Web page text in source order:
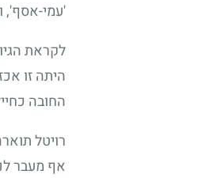
'עמי-אסף',
לקראת
היתה זו
החובה
רויטל
אף מעבר